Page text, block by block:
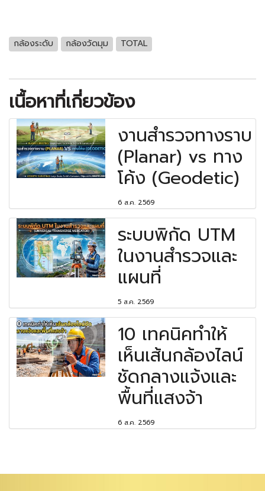
กล้องระดับ กล้องวัดมุม TOTAL
เนื้อหาที่เกี่ยวข้อง
งานสำรวจทางราบ
(Planar) vs ทาง
โค้ง (Geodetic)
6 ส.ค. 2569
ระบบพิกัด UTM
ในงานสำรวจและ
แผนที่
5 ส.ค. 2569
10 เทคนิคทำให้
เห็นเส้นกล้องไลน์
ชัดกลางแจ้งและ
พื้นที่แสงจ้า
6 ส.ค. 2569